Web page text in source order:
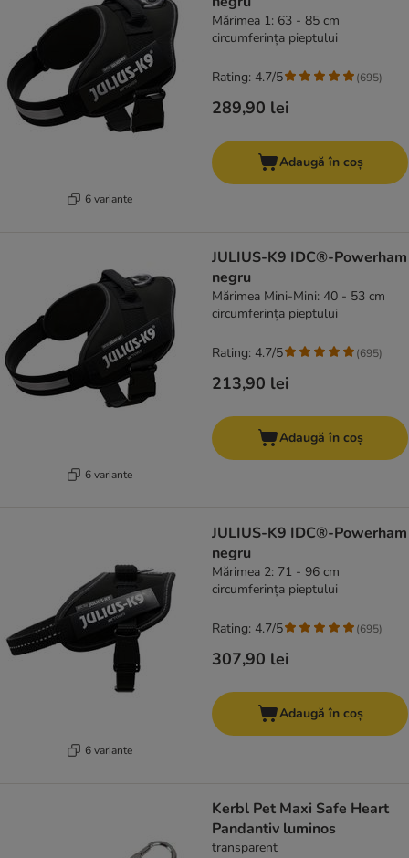
6 variante
Mărimea 1: 63 - 85 cm
circumferința pieptului
289,90 lei
Rating: 4.7/5 (695)
Adaugă în coș
6 variante
JULIUS-K9 IDC®-Powerham
negru
Mărimea Mini-Mini: 40 - 53 cm
circumferința pieptului
213,90 lei
Rating: 4.7/5 (695)
Adaugă în coș
6 variante
JULIUS-K9 IDC®-Powerham
negru
Mărimea 2: 71 - 96 cm
circumferința pieptului
307,90 lei
Rating: 4.7/5 (695)
Adaugă în coș
Kerbl Pet Maxi Safe Heart
Pandantiv luminos
transparent